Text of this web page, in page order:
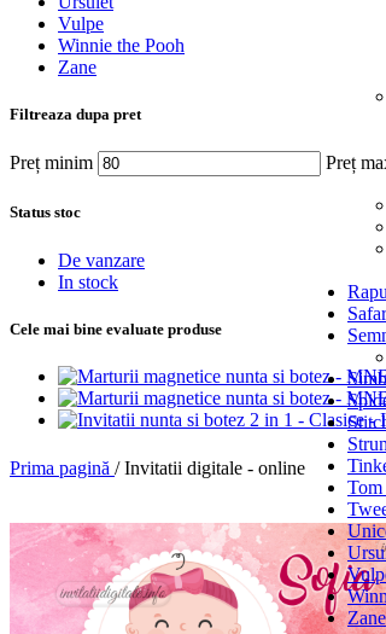
Tom
Zane
Vulpe
Winnie the Pooh
Zane
Filtreaza dupa pret
Preț minim Preț
Status stoc
De vanzare
In stock
Cele mai bine evaluate produse
Prima pagină / Invitatii digitale - online